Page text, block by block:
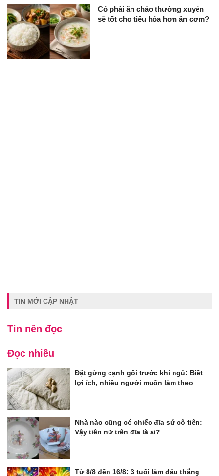
Có phải ăn cháo thường xuyên
sẽ tốt cho tiêu hóa hơn ăn cơm?
TIN MỚI CẬP NHẬT
Tin nên đọc
Đọc nhiều
Đặt gừng cạnh gối trước khi ngủ: Biết
lợi ích, nhiều người muốn làm theo
Nhà nào cũng có chiếc đĩa sứ cô tiên:
Vậy tiên nữ trên đĩa là ai?
Từ 8/8 đến 16/8: 3 tuổi làm đâu thắng